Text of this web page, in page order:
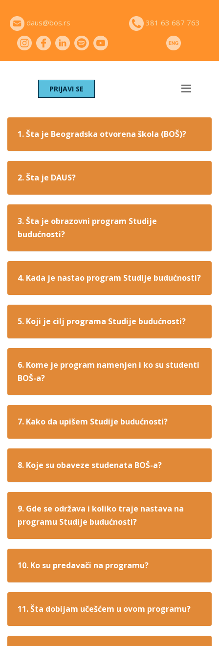
daus@bos.rs 381 63 687 763
PRIJAVI SE
1. Šta je Beogradska otvorena škola (BOŠ)?
2. Šta je DAUS?
3. Šta je obrazovni program Studije
budućnosti?
4. Kada je nastao program Studije budućnosti?
5. Koji je cilj programa Studije budućnosti?
6. Kome je program namenjen i ko su studenti
BOŠ-a?
7. Kako da upišem Studije budućnosti?
8. Koje su obaveze studenata BOŠ-a?
9. Gde se održava i koliko traje nastava na
programu Studije budućnosti?
10. Ko su predavači na programu?
11. Šta dobijam učešćem u ovom programu?